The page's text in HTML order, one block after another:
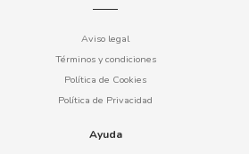
FAS VENDING
FERRERO KINDER
FIESTA
Aviso legal
Términos y condiciones
Política de Cookies
Política de Privacidad
Ayuda